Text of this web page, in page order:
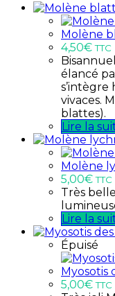
Molène
4,50€ TTC
élancé
s’intègre
vivaces.
blattes).
Lire la
Molène
5,00€ TTC
Très
Lire la
Épuisé
Myosotis
5,00€ TTC